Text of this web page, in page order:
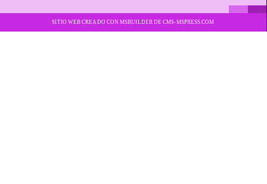
SITIO WEB CREADO CON MSBUILDER DE CMS-MSPRESS.COM